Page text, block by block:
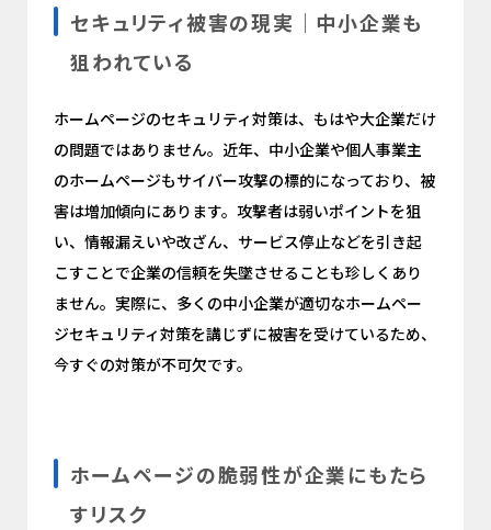
セキュリティ被害の現実｜中小企業も
狙われている
ホームページのセキュリティ対策は、もはや大企業だけ
の問題ではありません。近年、中小企業や個人事業主
のホームページもサイバー攻撃の標的になっており、被
害は増加傾向にあります。攻撃者は弱いポイントを狙
い、情報漏えいや改ざん、サービス停止などを引き起
こすことで企業の信頼を失墜させることも珍しくあり
ません。実際に、多くの中小企業が適切なホームペー
ジセキュリティ対策を講じずに被害を受けているため、
今すぐの対策が不可欠です。
ホームページの脆弱性が企業にもたら
すリスク